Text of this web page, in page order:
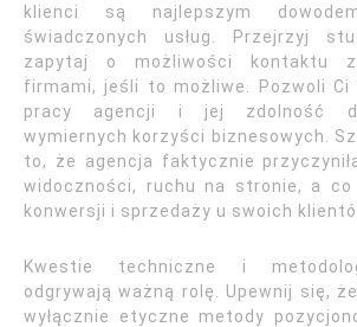
klienci są najlepszym
świadczonych usług. Przejrzyj
zapytaj o możliwości kontaktu z
firmami, jeśli to możliwe. Pozwoli
pracy agencji i jej zdolność
wymiernych korzyści biznesowych.
to, że agencja faktycznie
widoczności, ruchu na stronie, a co
konwersji i sprzedaży u swoich
Kwestie techniczne i
odgrywają ważną rolę. Upewnij się,
wyłącznie etyczne metody